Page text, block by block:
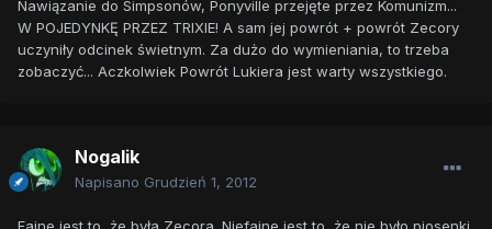
Nawiązanie do Simpsonów, Ponyville przejęte przez Komunizm...
W POJEDYNKĘ PRZEZ TRIXIE! A sam jej powrót + powrót Zecory
uczyniły odcinek świetnym. Za dużo do wymieniania, to trzeba
zobaczyć... Aczkolwiek Powrót Lukiera jest warty wszystkiego.
Nogalik
Napisano Grudzień 1, 2012